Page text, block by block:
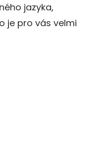
jazyka,
je pro vás velmi